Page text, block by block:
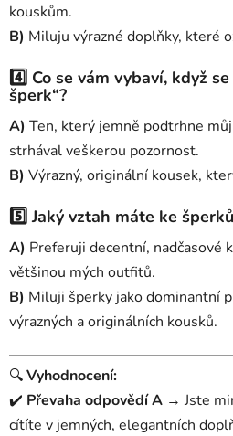
kouskům.
B) Miluju výrazné doplňky, které
4️⃣ Co se vám vybaví, když
šperk“?
A) Ten, který jemně podtrhne
strhával veškerou pozornost.
B) Výrazný, originální kousek,
5️⃣ Jaký vztah máte ke
A) Preferuji decentní, nadčasové
většinou mých outfitů.
B) Miluji šperky jako dominantní
výrazných a originálních kousků.
🔍Vyhodnocení:
✔️ Převaha odpovědí A → Jste
cítíte v jemných, elegantních